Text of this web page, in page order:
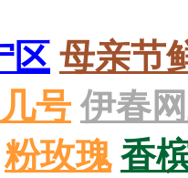
区 母亲节
号 伊春
粉玫瑰 香